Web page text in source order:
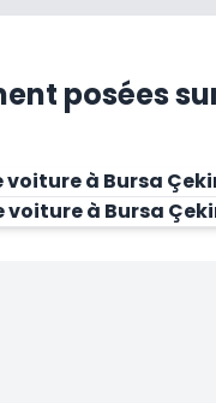
posées
à Bursa
à Bursa